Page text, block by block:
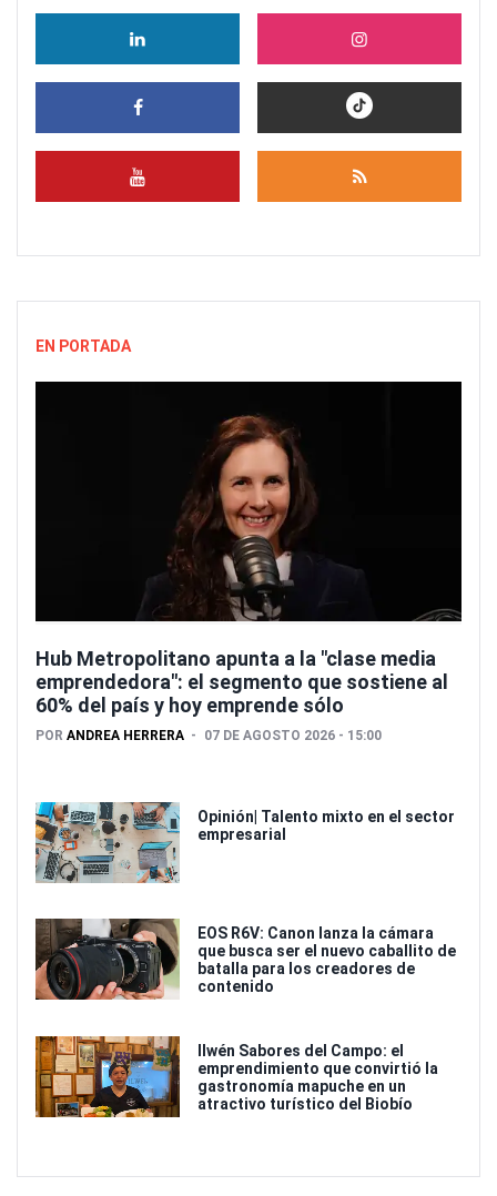
EN PORTADA
Hub Metropolitano apunta a la "clase media
emprendedora": el segmento que sostiene al
60% del país y hoy emprende sólo
POR ANDREA HERRERA 07 DE AGOSTO 2026 - 15:00
Opinión| Talento mixto en el sector
empresarial
EOS R6V: Canon lanza la cámara
que busca ser el nuevo caballito de
batalla para los creadores de
contenido
Ilwén Sabores del Campo: el
emprendimiento que convirtió la
gastronomía mapuche en un
atractivo turístico del Biobío